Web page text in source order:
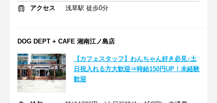
アクセス
浅草駅 徒歩0分
DOG DEPT + CAFE 湘南江ノ島店
【カフェスタッフ】わんちゃん好き必見♪土
日祝入れる方大歓迎⇒時給150円UP！未経験
歓迎